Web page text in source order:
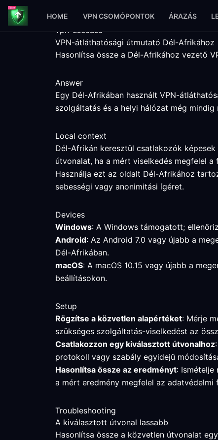
HOME VPN CSOMÓPONTOK ÁRAZÁS
vpn-usecase
VPN-átláthatósági útmutató Dél-Afrikához
Hasonlítsa össze a Dél-Afrikához vezető
Answer
Egy Dél-Afrikában használt VPN-
szolgáltatás és a helyi hálózat még
Local context
Dél-Afrikán keresztül csatlakozók
útvonalat, ha a mért viselkedés megfelel a
Használja ezt az oldalt Dél-Afrikához
sebességi vagy anonimitási ígéret.
Devices
Windows: A Windows támogatott;
Android: Az Android 7.0 vagy újabb a
Dél-Afrikában.
macOS: A macOS 10.15 vagy újabb a
beállításokon.
Setup
Rögzítse a közvetlen alapértéket: Mérje
szükséges szolgáltatás-viselkedést az
Csatlakozzon egy kiválasztott útvonalhoz
protokoll vagy szabály egyidejű
Hasonlítsa össze az eredményt:
a mért eredmény megfelel az adatvédelmi
Troubleshooting
A kiválasztott útvonal lassabb
Hasonlítsa össze a közvetlen útvonalat